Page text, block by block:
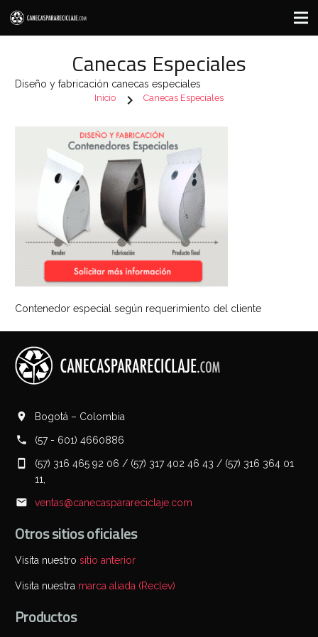
Canecas Especiales
Diseño y fabricación canecas especiales
Inicio chevron_right Canecas Especiales
Contenedor especial según requerimiento del cliente
Bogotá – Colombia
(57 - 601) 4660886
(57) 316 465 92 06 / (57) 317 402 46 43 / (57) 316 364 01
11,
ventas@canecasparareciclaje.com
Otros sitios oficiales
Visita nuestro sitio anterior
Visita nuestra marca aliada (Reclev)
Productos